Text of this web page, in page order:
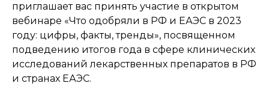
приглашает вас принять участие в открытом
вебинаре «Что одобряли в РФ и ЕАЭС в 2023
году: цифры, факты, тренды», посвященном
подведению итогов года в сфере клинических
исследований лекарственных препаратов в РФ
и странах ЕАЭС.